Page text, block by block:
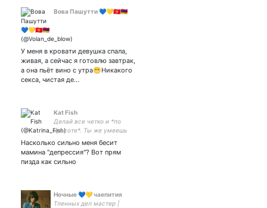
Вова Пашутти 💙💛🇰🇬🇦🇲
У меня в кровати девушка спала,
живая, а сейчас я готовлю завтрак,
а она пьёт вино с утра😬Никакого
секса, чистая де…
Kat Fish
Делай все четко и *по
красоте*. Ты же умеешь
Насколько сильно меня бесит
мамина "депрессия"? Вот прям
пизда как сильно
Ночные 💙💛 чаепития
Тленных дел мастер |